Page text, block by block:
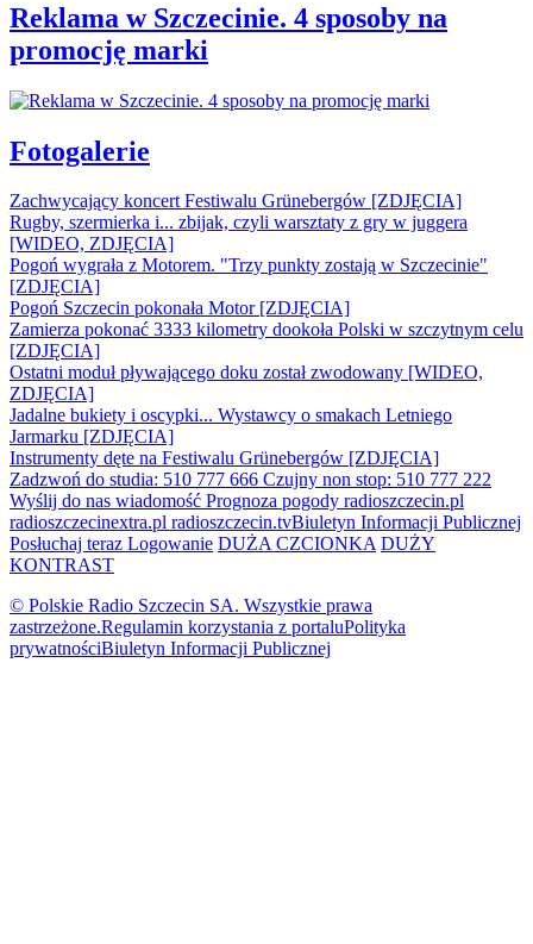
Reklama w Szczecinie. 4 sposoby na
promocję marki
Fotogalerie
Zachwycający koncert Festiwalu Grünebergów [ZDJĘCIA]
Rugby, szermierka i... zbijak, czyli warsztaty z gry w juggera
[WIDEO, ZDJĘCIA]
Pogoń wygrała z Motorem. "Trzy punkty zostają w Szczecinie"
[ZDJĘCIA]
Pogoń Szczecin pokonała Motor [ZDJĘCIA]
Zamierza pokonać 3333 kilometry dookoła Polski w szczytnym celu
[ZDJĘCIA]
Ostatni moduł pływającego doku został zwodowany [WIDEO,
ZDJĘCIA]
Jadalne bukiety i oscypki... Wystawcy o smakach Letniego
Jarmarku [ZDJĘCIA]
Instrumenty dęte na Festiwalu Grünebergów [ZDJĘCIA]
Zadzwoń do studia: 510 777 666 Czujny non stop: 510 777 222
Wyślij do nas wiadomość Prognoza pogody radioszczecin.pl
radioszczecinextra.pl radioszczecin.tvBiuletyn Informacji Publicznej
Posłuchaj teraz Logowanie DUŻA CZCIONKA DUŻY
KONTRAST
© Polskie Radio Szczecin SA. Wszystkie prawa
zastrzeżone.Regulamin korzystania z portaluPolityka
prywatnościBiuletyn Informacji Publicznej